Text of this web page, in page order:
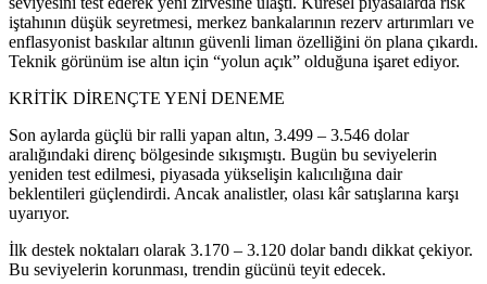
iştahının düşük seyretmesi, merkez bankalarının rezerv artırımları ve
enflasyonist baskılar altının güvenli liman özelliğini ön plana çıkardı.
Teknik görünüm ise altın için “yolun açık” olduğuna işaret ediyor.
KRİTİK DİRENÇTE YENİ DENEME
Son aylarda güçlü bir ralli yapan altın, 3.499 – 3.546 dolar
aralığındaki direnç bölgesinde sıkışmıştı. Bugün bu seviyelerin
yeniden test edilmesi, piyasada yükselişin kalıcılığına dair
beklentileri güçlendirdi. Ancak analistler, olası kâr satışlarına karşı
uyarıyor.
İlk destek noktaları olarak 3.170 – 3.120 dolar bandı dikkat çekiyor.
Bu seviyelerin korunması, trendin gücünü teyit edecek.